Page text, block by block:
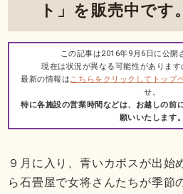
ト」を販売中です。
この記事は2016年9月6日に公開
現在は状況が異なる可能性があります
最新の情報はこちらをクリックしてトップ
せ。
特に各施設の営業時間などは、お越しの前
願いいたします。
９月に入り、青いカボスが出始
ら石畳屋で女将さんたちが季節